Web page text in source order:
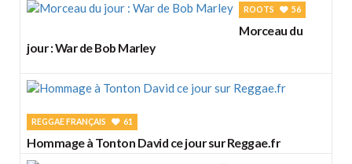
ROOTS 56
Morceau du
jour : War de Bob Marley
REGGAE FRANÇAIS 61
Hommage à Tonton David ce jour sur Reggae.fr